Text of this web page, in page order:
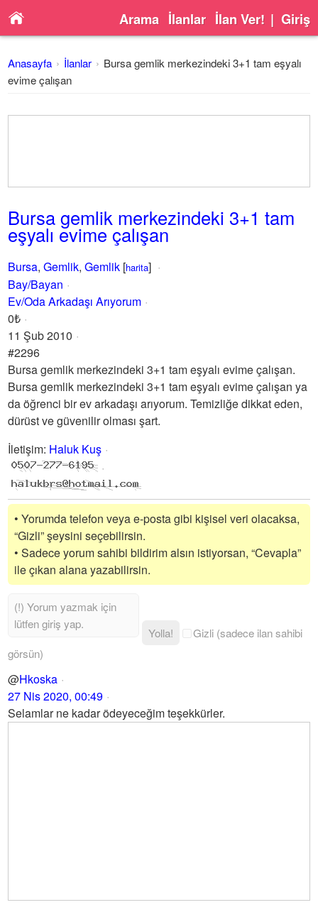
Arama İlanlar İlan Ver! | Giriş
Anasayfa İlanlar
Bursa gemlik merkezindeki 3+1 tam eşyalı
evime çalışan
Bursa gemlik merkezindeki 3+1 tam
eşyalı evime çalışan
Bursa,Gemlik,Gemlik [harita]
Bay/Bayan
Ev/Oda Arkadaşı Arıyorum
0₺
11 Şub 2010
#2296
Bursa gemlik merkezindeki 3+1 tam eşyalı evime çalışan.
Bursa gemlik merkezindeki 3+1 tam eşyalı evime çalışan ya
da öğrenci bir ev arkadaşı arıyorum. Temizliğe dikkat eden,
dürüst ve güvenilir olması şart.
İletişim: Haluk Kuş
• Yorumda telefon veya e-posta gibi kişisel veri olacaksa,
“Gizli” şeysini seçebilirsin.
• Sadece yorum sahibi bildirim alsın istiyorsan, “Cevapla”
ile çıkan alana yazabilirsin.
Yolla!
Gizli (sadece ilan sahibi
görsün)
@Hkoska
27 Nis 2020, 00:49
Selamlar ne kadar ödeyeceğim teşekkürler.